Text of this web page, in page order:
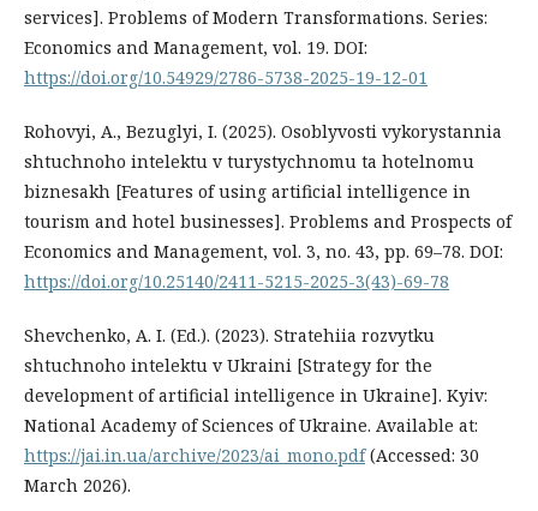
services]. Problems of Modern Transformations. Series:
Economics and Management, vol. 19. DOI:
https://doi.org/10.54929/2786-5738-2025-19-12-01
Rohovyi, A., Bezuglyi, I. (2025). Osoblyvosti vykorystannia
shtuchnoho intelektu v turystychnomu ta hotelnomu
biznesakh [Features of using artificial intelligence in
tourism and hotel businesses]. Problems and Prospects of
Economics and Management, vol. 3, no. 43, pp. 69–78. DOI:
https://doi.org/10.25140/2411-5215-2025-3(43)-69-78
Shevchenko, A. I. (Ed.). (2023). Stratehiia rozvytku
shtuchnoho intelektu v Ukraini [Strategy for the
development of artificial intelligence in Ukraine]. Kyiv:
National Academy of Sciences of Ukraine. Available at:
https://jai.in.ua/archive/2023/ai_mono.pdf(Accessed: 30
March 2026).